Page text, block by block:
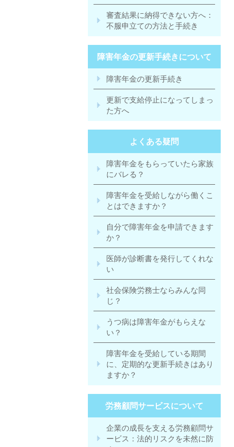
審査結果に納得できない方へ：
不服申立ての方法と手続き
障害年金の更新手続きについて
障害年金の更新手続き
更新で支給停止になってしまっ
た方へ
よくある疑問
障害年金をもらっていたら家族
にバレる？
障害年金を受給しながら働くこ
とはできますか？
自分で障害年金を申請できます
か？
医師が診断書を発行してくれな
い
社会保険労務士ならみんな同
じ？
うつ病は障害年金がもらえな
い？
障害年金を受給している期間
に、定期的な更新手続きはあり
ますか？
労務顧問サービスについて
企業の成長を支える労務顧問サ
ービス：法的リスクを未然に防